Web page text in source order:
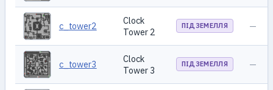
c_tower2
Clock
Tower 2
ПІДЗЕМЕЛЛЯ —
c_tower3
Clock
Tower 3
ПІДЗЕМЕЛЛЯ —